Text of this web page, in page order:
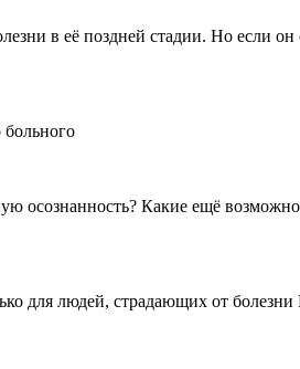
в её поздней стадии. Но если
осознанность? Какие ещё
для людей, страдающих от